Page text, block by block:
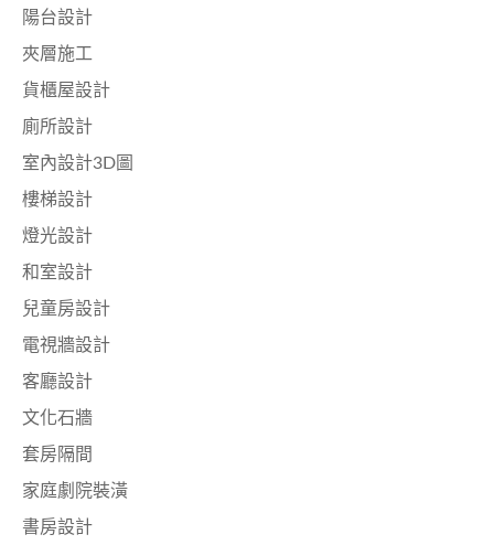
陽台設計
夾層施工
貨櫃屋設計
廁所設計
室內設計3D圖
樓梯設計
燈光設計
和室設計
兒童房設計
電視牆設計
客廳設計
文化石牆
套房隔間
家庭劇院裝潢
書房設計